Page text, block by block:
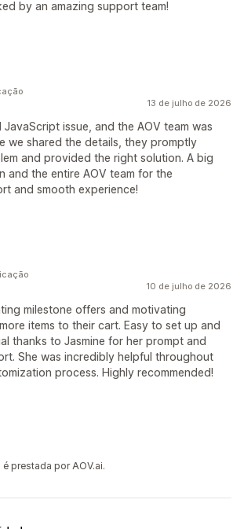
by an amazing support team!
13 de julho de 2026
issue, and the AOV team was
we shared the details, they promptly
and provided the right solution. A big
and the entire AOV team for the
and smooth experience!
10 de julho de 2026
milestone offers and motivating
items to their cart. Easy to set up and
thanks to Jasmine for her prompt and
She was incredibly helpful throughout
process. Highly recommended!
prestada por AOV.ai.